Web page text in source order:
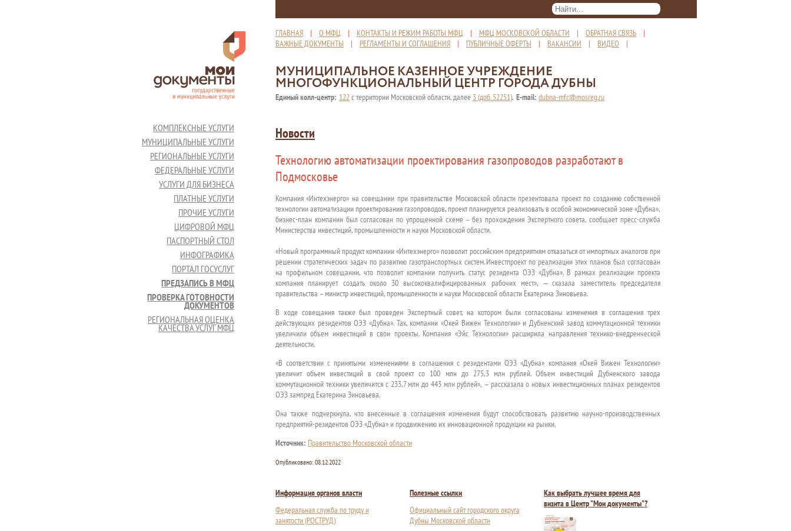
ГЛАВНАЯ | О МФЦ | КОНТАКТЫ И РЕЖИМ РАБОТЫ МФЦ | МФЦ МОСКОВСКОЙ ОБЛАСТИ | ОБРАТНАЯ СВЯЗЬ |
ВАЖНЫЕ ДОКУМЕНТЫ | РЕГЛАМЕНТЫ И СОГЛАШЕНИЯ | ПУБЛИЧНЫЕ ОФЕРТЫ | ВАКАНСИИ | ВИДЕО |
МУНИЦИПАЛЬНОЕ КАЗЕННОЕ УЧРЕЖДЕНИЕ
МНОГОФУНКЦИОНАЛЬНЫЙ ЦЕНТР ГОРОДА ДУБНЫ
Единый колл-центр: 122с территории Московской области, далее 3 (доб. 52251), E-mail: dubna-mfc@mosreg.ru
КОМПЛЕКСНЫЕ УСЛУГИ
МУНИЦИПАЛЬНЫЕ УСЛУГИ
РЕГИОНАЛЬНЫЕ УСЛУГИ
ФЕДЕРАЛЬНЫЕ УСЛУГИ
УСЛУГИ ДЛЯ БИЗНЕСА
ПЛАТНЫЕ УСЛУГИ
ПРОЧИЕ УСЛУГИ
ЦИФРОВОЙ МФЦ
ПАСПОРТНЫЙ СТОЛ
ИНФОГРАФИКА
ПОРТАЛ ГОСУСЛУГ
ПРЕДЗАПИСЬ В МФЦ
ПРОВЕРКА ГОТОВНОСТИ
ДОКУМЕНТОВ
РЕГИОНАЛЬНАЯ ОЦЕНКА
КАЧЕСТВА УСЛУГ МФЦ
Новости
Технологию автоматизации проектирования газопроводов разработают в
Подмосковье
Компания «Интехэнерго» на совещании при правительстве Московской области презентовала проект по созданию собственной
технологии автоматизации проектирования газопроводов, проект планируется реализовать в особой экономической зоне «Дубна»,
бизнес-план компании был согласован по упрощенной схеме – без прохождения Экспертного совета, сообщает пресс-служба
Министерства инвестиций, промышленности и науки Московской области.
«Новый программный продукт компании «Интехэнерго» позволит российским предприятиям отказаться от импортных аналогов при
решении стратегических задач по развитию газотранспортных систем. Инвестпроект по реализации этих планов был согласован
на профильном совещании, что позволит компании получить статус резидента ОЭЗ «Дубна». В рамках реализации проекта
компания планирует создать около 30 высококвалифицированных рабочих мест», — сказала заместитель председателя
правительства – министр инвестиций, промышленности и науки Московской области Екатерина Зиновьева.
В ходе совещания также был проведен Экспертный совет, на котором были согласованы изменения в соглашения трех
действующих резидентов ОЭЗ «Дубна». Так, компании «Окей Вижен Технологии» и Дубненский завод коммутационной техники
увеличили объем инвестиций в свои проекты. Компания «Эйс Технологии» расширила направления технико-внедренческой
деятельности.
«В соответствии с принятыми изменениями в соглашения с резидентами ОЭЗ «Дубна» компания «Окей Вижен Технологии»
увеличит объем инвестиций в свой проект со 100 млн до 275,3 млн рублей. Объем инвестиций Дубненского завода
коммутационной техники увеличится с 233,7 млн до 443 млн рублей», — рассказала о новых инвестиционных планах резидентов
ОЭЗ зампред Екатерина Зиновьева.
Она также подчеркнула, что внесенные в соглашения изменения будут способствовать развитию научно-производственных
предприятий-резидентов ОЭЗ «Дубна» и продвижению их инновационной продукции на рынки.
Источник: Правительство Московской области
Опубликовано: 08.12.2022
Информация органов власти
Федеральная служба по труду и
занятости (РОСТРУД)
Полезные ссылки
Официальный сайт городского округа
Дубны Московской области
Как выбрать лучшее время для
визита в Центр "Мои документы"?